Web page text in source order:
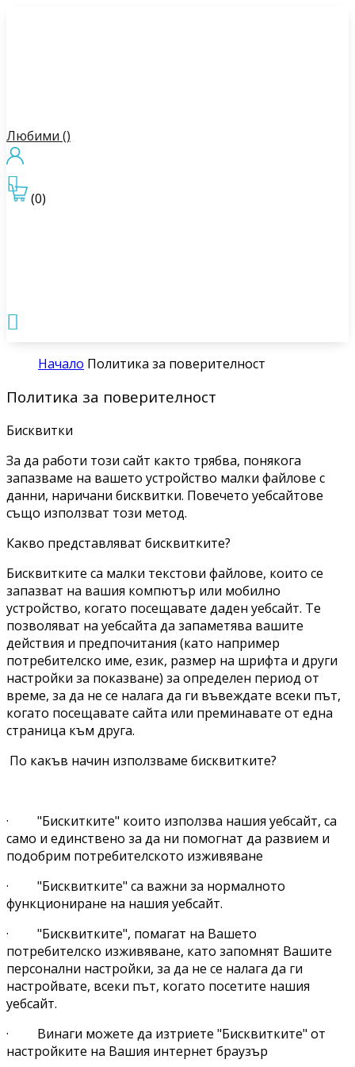
Любими ()
(0)


Начало Политика за поверителност
Политика за поверителност
Бисквитки
За да работи този сайт както трябва, понякога
запазваме на вашето устройство малки файлове с
данни, наричани бисквитки. Повечето уебсайтове
също използват този метод.
Какво представляват бисквитките?
Бисквитките са малки текстови файлове, които се
запазват на вашия компютър или мобилно
устройство, когато посещавате даден уебсайт. Те
позволяват на уебсайта да запаметява вашите
действия и предпочитания (като например
потребителско име, език, размер на шрифта и други
настройки за показване) за определен период от
време, за да не се налага да ги въвеждате всеки път,
когато посещавате сайта или преминавате от една
страница към друга.
По какъв начин използваме бисквитките?
· "Бискитките" които използва нашия уебсайт, са
само и единствено за да ни помогнат да развием и
подобрим потребителското изживяване
· "Бисквитките" са важни за нормалното
функциониране на нашия уебсайт.
· "Бисквитките", помагат на Вашето
потребителско изживяване, като запомнят Вашите
персонални настройки, за да не се налага да ги
настройвате, всеки път, когато посетите нашия
уебсайт.
· Винаги можете да изтриете "Бисквитките" от
настройките на Вашия интернет браузър